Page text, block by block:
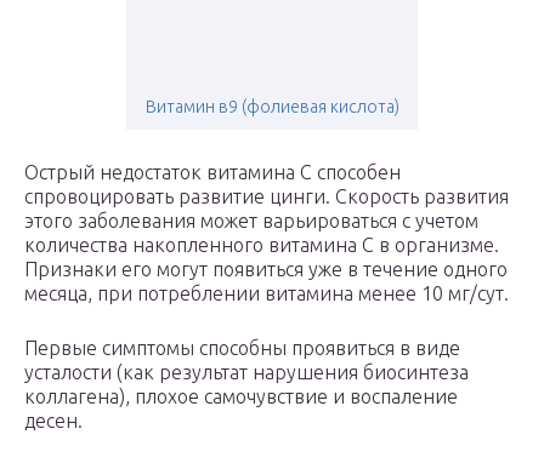
Витамин в9 (фолиевая кислота)
Острый недостаток витамина С способен
спровоцировать развитие цинги. Скорость развития
этого заболевания может варьироваться с учетом
количества накопленного витамина С в организме.
Признаки его могут появиться уже в течение одного
месяца, при потреблении витамина менее 10 мг/сут.
Первые симптомы способны проявиться в виде
усталости (как результат нарушения биосинтеза
коллагена), плохое самочувствие и воспаление
десен.